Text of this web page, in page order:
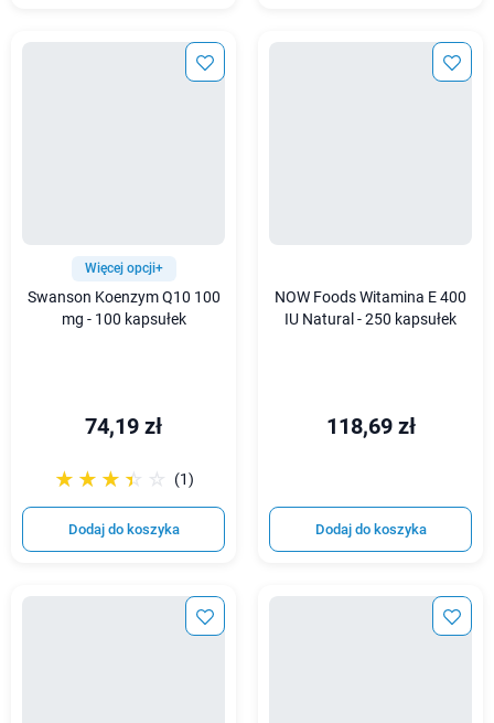
Więcej opcji+
Swanson Koenzym Q10 100
mg - 100 kapsułek
74,19 zł
☆☆☆☆☆
★★★★★ (1)
Dodaj do koszyka
NOW Foods Witamina E 400
IU Natural - 250 kapsułek
118,69 zł
Dodaj do koszyka